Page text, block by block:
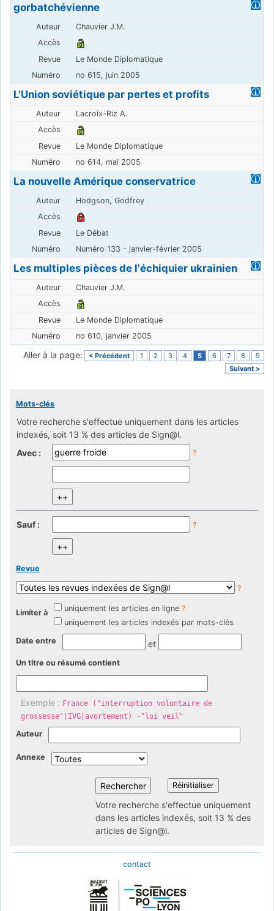
gorbatchévienne
Chauvier J.M.
Le Monde Diplomatique
no 615, juin 2005
L'Union soviétique par pertes et profits
Lacroix-Riz A.
Le Monde Diplomatique
no 614, mai 2005
La nouvelle Amérique conservatrice
Hodgson, Godfrey
Le Débat
Numéro 133 - janvier-février 2005
Les multiples pièces de l'échiquier ukrainien
Chauvier J.M.
Le Monde Diplomatique
no 610, janvier 2005
Aller à la page: < Précédent 1 2 3 4 5 6 7 8
9
Suivant >
Mots-clés
Votre recherche s'effectue uniquement dans les articles
indexés, soit 13 % des articles de Sign@l.
Avec :
?
Sauf : ?
Revue
?
Limiter à uniquement les articles en ligne ?
uniquement les articles indexés par mots-clés
Date entre et
Un titre ou résumé contient
Exemple : France ("interruption volontaire de
grossesse"|IVG|avortement) -"loi veil"
Auteur
Annexe
Votre recherche s'effectue uniquement
dans les articles indexés, soit 13 % des
articles de Sign@l.
contact